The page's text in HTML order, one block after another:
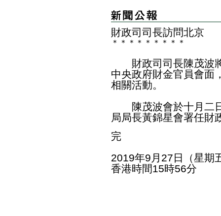
財政司司長訪問北京
＊ ＊ ＊ ＊ ＊ ＊ ＊ ＊ ＊
財政司司長陳茂波將
中央政府財金官員會面
相關活動。
陳茂波會於十月二日
局局長黃錦星會署任財
完
2019年9月27日（星期
香港時間15時56分